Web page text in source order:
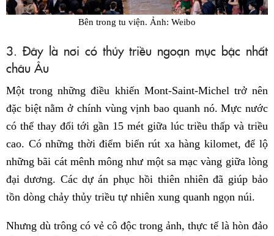
Bên trong tu viện. Ảnh: Weibo
3. Đây là nơi có thủy triều ngoạn mục bậc nhất
châu Âu
Một trong những điều khiến Mont-Saint-Michel trở nên
đặc biệt nằm ở chính vùng vịnh bao quanh nó. Mực nước
có thể thay đổi tới gần 15 mét giữa lúc triều thấp và triều
cao. Có những thời điểm biển rút xa hàng kilomet, để lộ
những bãi cát mênh mông như một sa mạc vàng giữa lòng
đại dương. Các dự án phục hồi thiên nhiên đã giúp bảo
tồn dòng chảy thủy triều tự nhiên xung quanh ngọn núi.
Nhưng dù trông có vẻ cô độc trong ảnh, thực tế là hòn đảo